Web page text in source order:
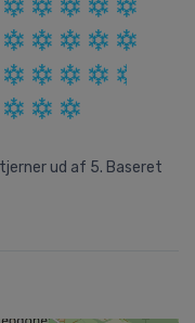
ud af 5. Baseret